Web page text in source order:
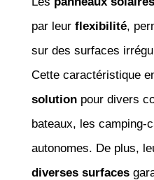
par leur flexibilité,
sur des surfaces
Cette caractéristique
solutionpour divers
bateaux, les camping-
autonomes. De plus,
diverses surfaces